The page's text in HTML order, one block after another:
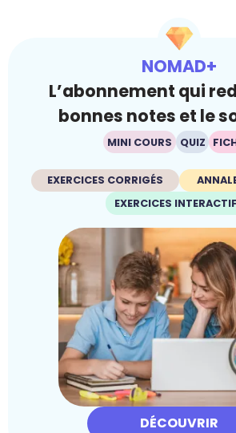
NOMAD+
L’abonnement qui
bonnes notes et le
MINI COURS QUIZ
EXERCICES CORRIGÉS
EXERCICES
DÉCOUVRIR